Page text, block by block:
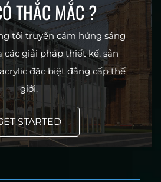
THẮC MẮC ?
tôi truyền cảm hứng sáng
các giải pháp thiết kế, sản
đặc biệt đẳng cấp thế
giới.
STARTED